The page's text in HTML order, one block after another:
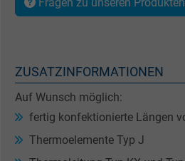
Fragen zu unseren
ZUSATZINFORMATIONEN
Auf Wunsch möglich:
fertig konfektionierte Längen
Thermoelemente Typ J